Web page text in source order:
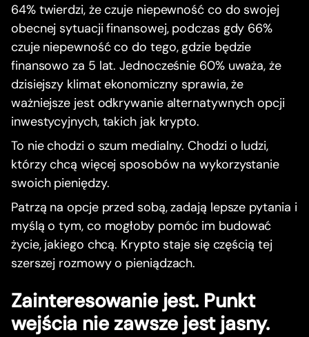
64% twierdzi, że czuje niepewność co do swojej
obecnej sytuacji finansowej, podczas gdy 66%
czuje niepewność co do tego, gdzie będzie
finansowo za 5 lat. Jednocześnie 60% uważa, że
dzisiejszy klimat ekonomiczny sprawia, że
ważniejsze jest odkrywanie alternatywnych opcji
inwestycyjnych, takich jak krypto.
To nie chodzi o szum medialny. Chodzi o ludzi,
którzy chcą więcej sposobów na wykorzystanie
swoich pieniędzy.
Patrzą na opcje przed sobą, zadają lepsze pytania i
myślą o tym, co mogłoby pomóc im budować
życie, jakiego chcą. Krypto staje się częścią tej
szerszej rozmowy o pieniądzach.
Zainteresowanie jest. Punkt
wejścia nie zawsze jest jasny.